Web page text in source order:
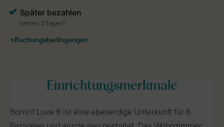
Einrichtungsmerkmale
Bornrif Luxe 6 ist eine ebenerdige Unterkunft für 6